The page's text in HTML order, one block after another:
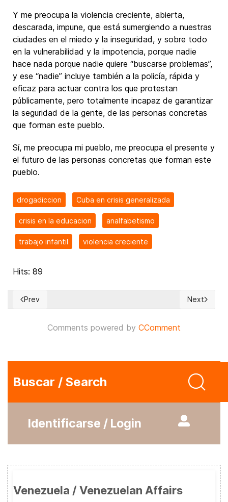
Y me preocupa la violencia creciente, abierta,
descarada, impune, que está sumergiendo a nuestras
ciudades en el miedo y la inseguridad, y sobre todo
en la vulnerabilidad y la impotencia, porque nadie
hace nada porque nadie quiere “buscarse problemas”,
y ese “nadie” incluye también a la policía, rápida y
eficaz para actuar contra los que protestan
públicamente, pero totalmente incapaz de garantizar
la seguridad de la gente, de las personas concretas
que forman este pueblo.
Sí, me preocupa mi pueblo, me preocupa el presente y
el futuro de las personas concretas que forman este
pueblo.
drogadiccion Cuba en crisis generalizada
crisis en la educacion analfabetismo
trabajo infantil violencia creciente
Hits: 89
Previous article: I Have Been Thinking… (164)
Prev Next
Next
Comments powered by CComment
Buscar / Search
Identificarse / Login
Venezuela / Venezuelan Affairs